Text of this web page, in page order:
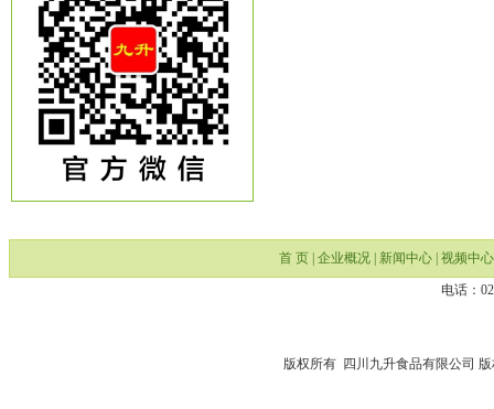
首 页| 企业概况| 新闻中心| 视频中心
电话：
版权所有 四川九升食品有限公司